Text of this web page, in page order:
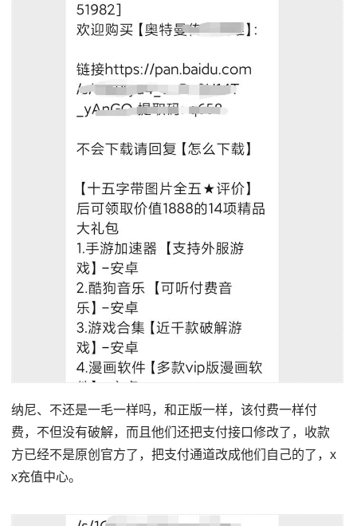
纳尼、不还是一毛一样吗，和正版一样，该付费一样付
费，不但没有破解，而且他们还把支付接口修改了，收款
方已经不是原创官方了，把支付通道改成他们自己的了，x
x充值中心。